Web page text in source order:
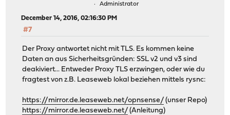
Administrator
December 14, 2016, 02:16:30 PM
#7
Der Proxy antwortet nicht mit TLS. Es kommen keine
Daten an aus Sicherheitsgründen: SSL v2 und v3 sind
deakiviert... Entweder Proxy TLS erzwingen, oder wie du
fragtest von z.B. Leaseweb lokal beziehen mittels rysnc:
https://mirror.de.leaseweb.net/opnsense/ (unser Repo)
https://mirror.de.leaseweb.net/ (Anleitung)